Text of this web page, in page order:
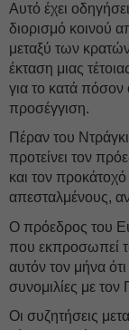
Αυτό έχει
διορισμό κοινού
μεταξύ των
έκταση μιας
για το κατά πόσον
προσέγγιση.
Πέραν του
προτείνει τον
και τον προκάτοχό
απεσταλμένους,
Ο πρόεδρος του
που εκπροσωπεί
αυτόν τον μήνα
συνομιλίες με τον
Οι συζητήσεις